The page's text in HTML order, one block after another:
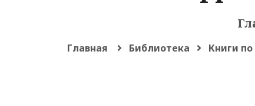
Главная Библиотека Книги